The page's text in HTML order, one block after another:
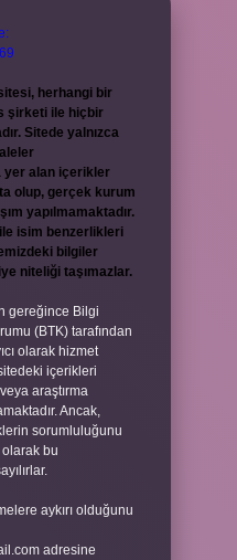
herhangi bir
şirketi ile hiçbir
Sitede yalnızca
yer alan içerikler
olup, gerçek kurum
yapılmamaktadır.
isim benzerlikleri
bilgiler
niteliği taşımazlar.
gereğince Bilgi
(BTK) tarafından
olarak hizmet
içerikleri
araştırma
Ancak,
sorumluluğunu
olarak bu
aykırı olduğunu
adresine